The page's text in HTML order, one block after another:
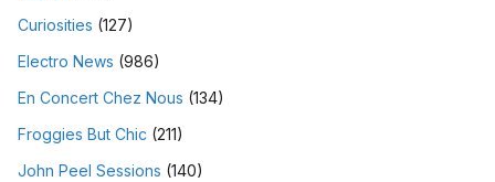
Curiosities (127)
Electro News (986)
En Concert Chez Nous (134)
Froggies But Chic (211)
John Peel Sessions (140)